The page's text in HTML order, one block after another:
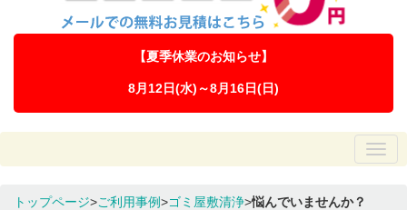
【夏季休業のお知らせ】
8月12日(水)～8月16日(日)
トップページ>ご利用事例>ゴミ屋敷清浄>悩んでいませんか？